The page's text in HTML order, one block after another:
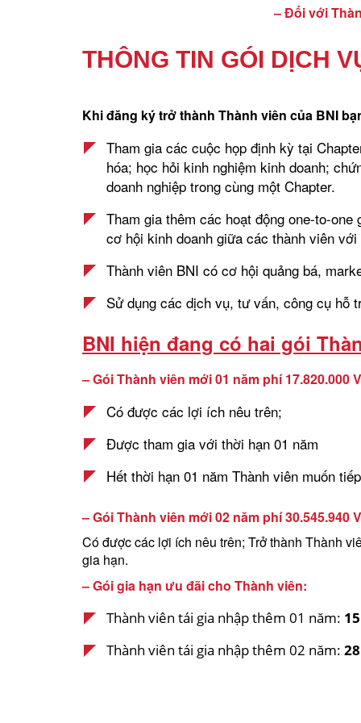
– Đối với
THÔNG TIN GÓI DỊCH
Khi đăng ký trở thành Thành viên của BNI
Tham gia các cuộc họp định kỳ tại
hóa; học hỏi kinh nghiệm kinh doanh;
doanh nghiệp trong cùng một Chapter.
Tham gia thêm các hoạt động one-to-
cơ hội kinh doanh giữa các thành viên với
Thành viên BNI có cơ hội quảng bá,
Sử dụng các dịch vụ, tư vấn, công cụ hỗ
BNI hiện đang có hai gói
– Gói Thành viên mới 01 năm phí 17.820.000
Có được các lợi ích nêu trên;
Được tham gia với thời hạn 01 năm
Hết thời hạn 01 năm Thành viên muốn
– Gói Thành viên mới 02 năm phí 30.545.940
Có được các lợi ích nêu trên; Trở thành Thành
gia hạn.
– Gói gia hạn ưu đãi cho Thành viên:
Thành viên tái gia nhập thêm 01 năm:
Thành viên tái gia nhập thêm 02 năm: